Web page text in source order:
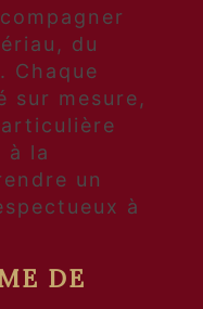
du
Chaque
sur mesure,
à la
un
à
DE